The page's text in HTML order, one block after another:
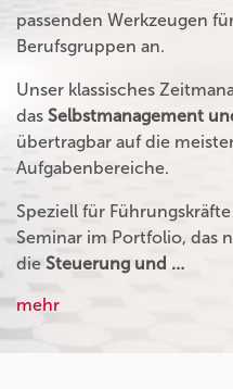
passenden Werkzeugen
Berufsgruppen an.
Unser klassisches
das Selbstmanagement
übertragbar auf die
Aufgabenbereiche.
Speziell für
Seminar im Portfolio, das
die Steuerung und …
mehr